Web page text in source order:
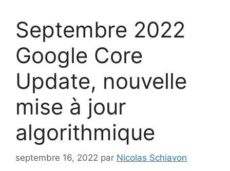
Septembre 2022
Google Core
Update, nouvelle
mise à jour
algorithmique
septembre 16, 2022 par Nicolas Schiavon